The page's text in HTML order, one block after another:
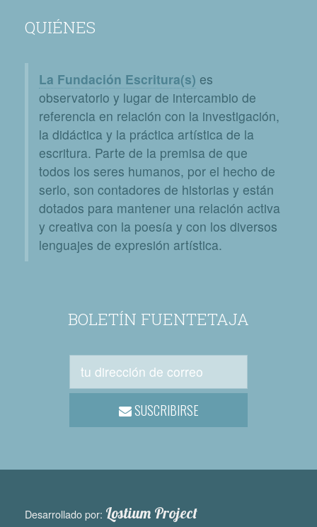
QUIÉNES
La Fundación Escritura(s) es
observatorio y lugar de intercambio de
referencia en relación con la investigación,
la didáctica y la práctica artística de la
escritura. Parte de la premisa de que
todos los seres humanos, por el hecho de
serlo, son contadores de historias y están
dotados para mantener una relación activa
y creativa con la poesía y con los diversos
lenguajes de expresión artística.
BOLETÍN FUENTETAJA
SUSCRIBIRSE
Desarrollado por: Lostium Project